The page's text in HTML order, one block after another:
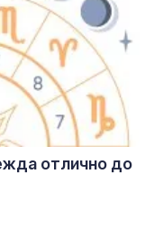
отлично до